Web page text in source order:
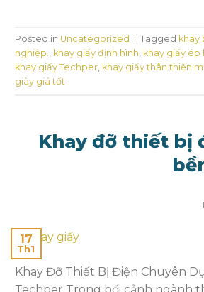
Posted in Uncategorized Tagged khay
nghiệp., khay giấy định hình, khay giấy ép
khay giấy Techper, khay giấy thân thiện
giày giá tốt
Khay đỡ thiết bị
17
Th1
Khay Đỡ Thiết Bị Điện Chuyên